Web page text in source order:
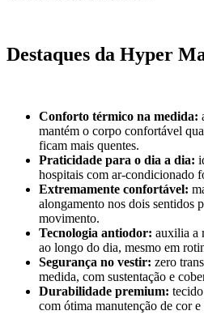
Destaques da Hyper
Conforto térmico na medida:
mantém o corpo confortável
ficam mais quentes.
Praticidade para o dia a dia:
hospitais com ar-condicionado
Extremamente confortável:
alongamento nos dois sentidos
movimento.
Tecnologia antiodor: auxilia a
ao longo do dia, mesmo em
Segurança no vestir: zero
medida, com sustentação e
Durabilidade premium:
com ótima manutenção de cor e